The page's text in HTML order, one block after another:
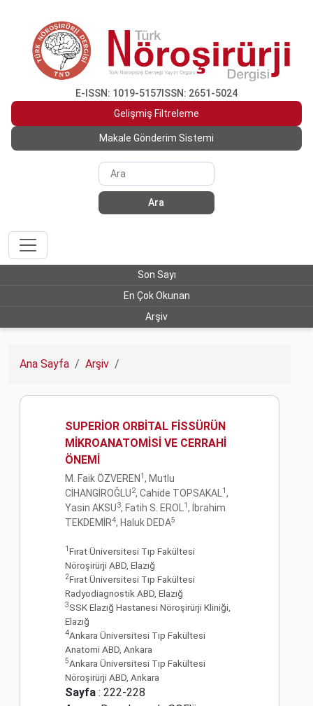
E-ISSN: 1019-5157 ISSN: 2651-5024
Gelişmiş Filtreleme
Makale Gönderim Sistemi
Ara
Son Sayı
En Çok Okunan
Arşiv
Ana Sayfa Arşiv
SUPERİOR ORBİTAL FİSSÜRÜN
MİKROANATOMİSİ VE CERRAHİ
ÖNEMİ
M. Faik ÖZVEREN 1 , Mutlu
CİHANGİROĞLU2, Cahide TOPSAKAL1 ,
Yasin AKSU3, Fatih S. EROL1 , İbrahim
TEKDEMİR4, Haluk DEDA5
1 Fırat Üniversitesi Tıp Fakültesi
Nöroşirürji ABD, Elazığ
2Fırat Üniversitesi Tıp Fakültesi
Radyodiagnostik ABD, Elazığ
3SSK Elazığ Hastanesi Nöroşirürji Kliniği,
Elazığ
4Ankara Üniversitesi Tıp Fakültesi
Anatomi ABD, Ankara
5Ankara Üniversitesi Tıp Fakültesi
Nöroşirürji ABD, Ankara
Sayfa : 222-228